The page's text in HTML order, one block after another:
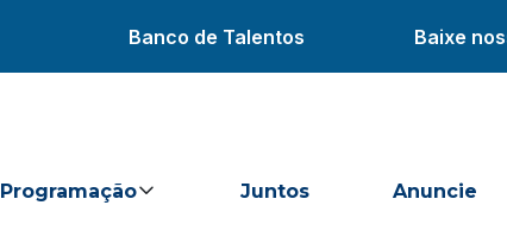
Banco de Talentos Baixe
Programação Juntos Anuncie